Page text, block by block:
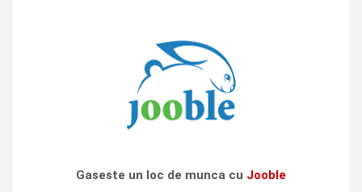
Gaseste un loc de munca cu Jooble